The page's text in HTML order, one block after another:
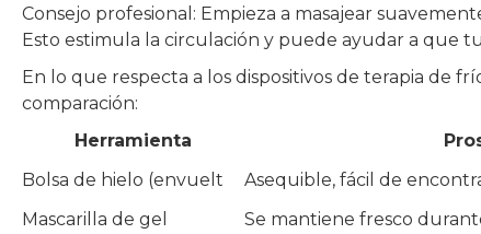
Consejo profesional: Empieza a masajear
Esto estimula la circulación y puede ayudar a que
En lo que respecta a los dispositivos de terapia de
comparación:
Herramienta
Bolsa de hielo (envuelt
Asequible, fácil de
Mascarilla de gel
Se mantiene fresco